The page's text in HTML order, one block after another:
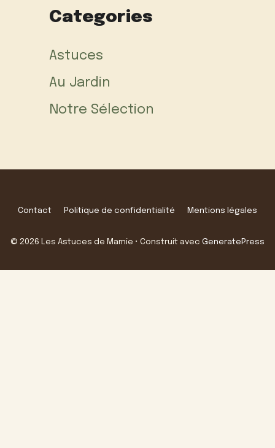
Categories
Astuces
Au Jardin
Notre Sélection
Contact Politique de confidentialité Mentions légales
© 2026 Les Astuces de Mamie • Construit avec GeneratePress